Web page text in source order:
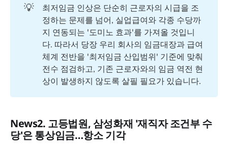
💡
최저임금 인상은 단순히 근로자의 시급을 조
정하는 문제를 넘어, 실업급여와 각종 수당까
지 연동되는 '도미노 효과'를 가져올 것입니
다. 따라서 당장 우리 회사의 임금대장과 급여
체계 전반을 '최저임금 산입범위' 기준에 맞춰
전수 점검하고, 기존 근로자와의 임금 역전 현
상이 발생하지 않도록 살필 필요가 있습니다.
News2. 고등법원, 삼성화재 '재직자 조건부 수
당'은 통상임금…항소 기각